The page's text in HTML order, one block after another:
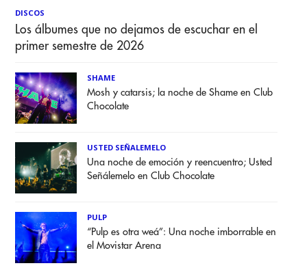
DISCOS
Los álbumes que no dejamos de escuchar en el
primer semestre de 2026
SHAME
Mosh y catarsis; la noche de Shame en Club
Chocolate
USTED SEÑALEMELO
Una noche de emoción y reencuentro; Usted
Señálemelo en Club Chocolate
PULP
“Pulp es otra weá”: Una noche imborrable en
el Movistar Arena